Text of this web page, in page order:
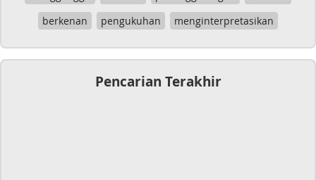
berkenan
pengukuhan menginterpretasikan
Pencarian Terakhir